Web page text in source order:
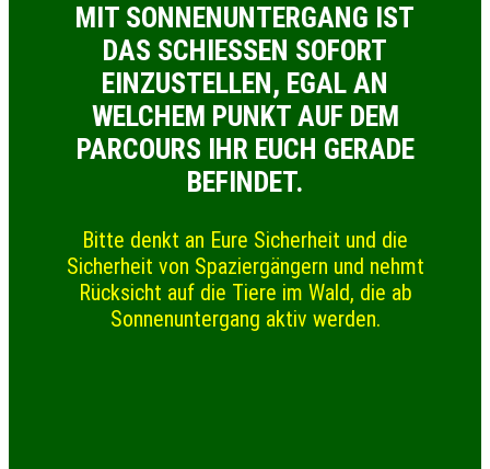
MIT SONNENUNTERGANG IST
DAS SCHIESSEN SOFORT E
INZUSTELLEN, EGAL AN W
ELCHEM PUNKT AUF DEM P
ARCOURS IHR EUCH GERADE B
EFINDET.
Bitte denkt an Eure Sicherheit und die
Sicherheit von Spaziergängern und nehmt
Rücksicht auf die Tiere im Wald, die ab
Sonnenuntergang aktiv werden.